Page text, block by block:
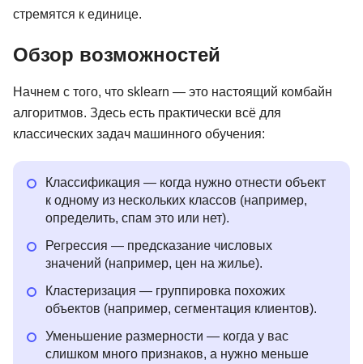
стремятся к единице.
Обзор возможностей
Начнем с того, что sklearn — это настоящий комбайн
алгоритмов. Здесь есть практически всё для
классических задач машинного обучения:
Классификация — когда нужно отнести объект
к одному из нескольких классов (например,
определить, спам это или нет).
Регрессия — предсказание числовых
значений (например, цен на жилье).
Кластеризация — группировка похожих
объектов (например, сегментация клиентов).
Уменьшение размерности — когда у вас
слишком много признаков, а нужно меньше